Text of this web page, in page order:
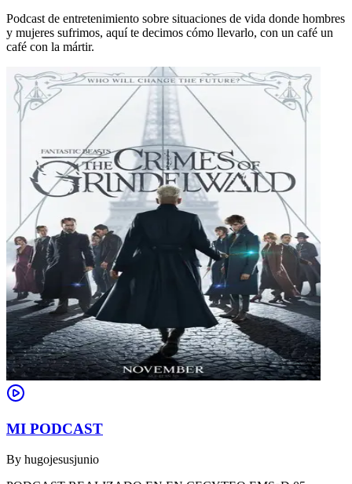
Podcast de entretenimiento sobre situaciones de vida donde hombres
y mujeres sufrimos, aquí te decimos cómo llevarlo, con un café un
café con la mártir.
MI PODCAST
By hugojesusjunio